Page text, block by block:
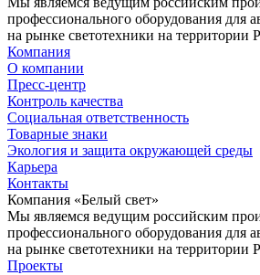
профессионального оборудования для
на рынке светотехники на
Компания
О компании
Пресс-центр
Контроль качества
Социальная ответственность
Товарные знаки
Экология и защита окружающей среды
Карьера
Контакты
Компания «Белый свет»
Мы являемся ведущим российским
профессионального оборудования для
на рынке светотехники на
Проекты